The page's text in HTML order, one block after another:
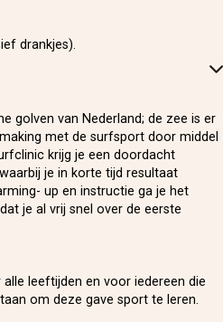
drankjes).
golven van Nederland; de zee is er
met de surfsport door middel
krijg je een doordacht
je in korte tijd resultaat
up en instructie ga je het
je al vrij snel over de eerste
leeftijden en voor iedereen die
om deze gave sport te leren.